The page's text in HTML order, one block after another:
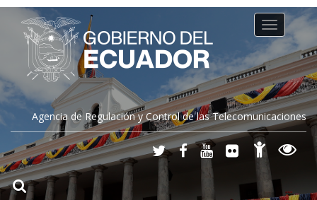
Agencia de Regulación y Control de las Telecomunicaciones
Toggle
navigation